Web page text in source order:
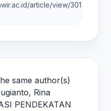
article/view/301
same author(s)
Rina
PENDEKATAN